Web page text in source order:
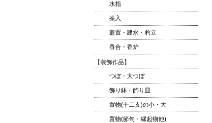
水指
茶入
蓋置・建水・杓立
香合・香炉
【装飾作品】
つぼ・大つぼ
飾り鉢・飾り皿
置物(十二支)の小・大
置物(節句・縁起物他)